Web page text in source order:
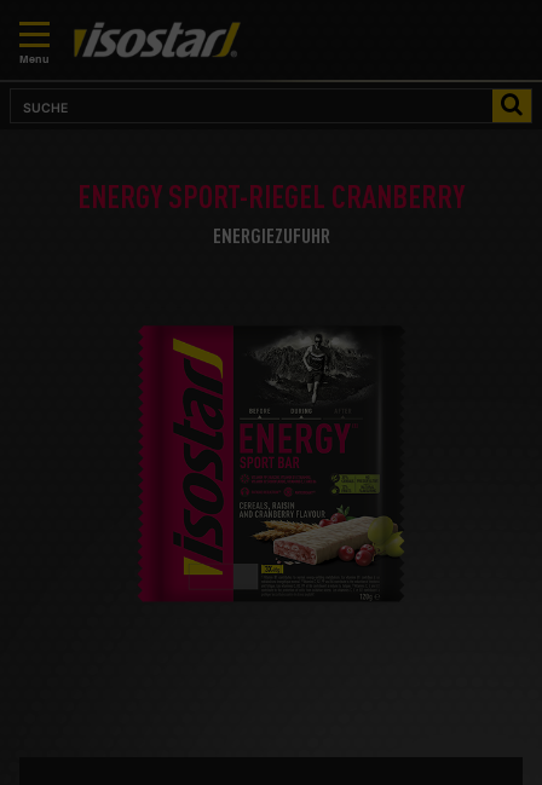
Menu
ENERGY SPORT-RIEGEL CRANBERRY
ENERGIEZUFUHR